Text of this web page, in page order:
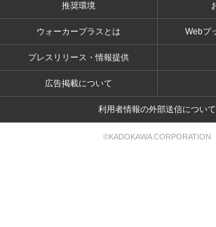
推奨環境
ウォーカープラスとは Webプ
プレスリリース・情報提供
広告掲載について
利用者情報の外部送信について
©KADOKAWA CORPORATION